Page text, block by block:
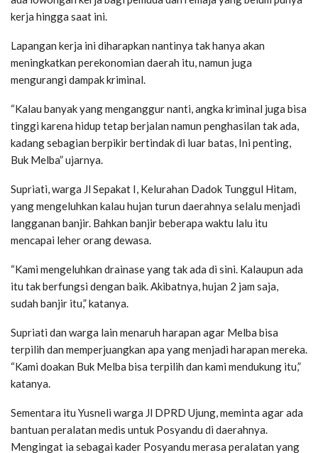
kerja hingga saat ini.
Lapangan kerja ini diharapkan nantinya tak hanya akan
meningkatkan perekonomian daerah itu, namun juga
mengurangi dampak kriminal.
“Kalau banyak yang menganggur nanti, angka kriminal juga bisa
tinggi karena hidup tetap berjalan namun penghasilan tak ada,
kadang sebagian berpikir bertindak di luar batas, Ini penting,
Buk Melba” ujarnya.
Supriati, warga Jl Sepakat I, Kelurahan Dadok Tunggul Hitam,
yang mengeluhkan kalau hujan turun daerahnya selalu menjadi
langganan banjir. Bahkan banjir beberapa waktu lalu itu
mencapai leher orang dewasa.
“Kami mengeluhkan drainase yang tak ada di sini. Kalaupun ada
itu tak berfungsi dengan baik. Akibatnya, hujan 2 jam saja,
sudah banjir itu,” katanya.
Supriati dan warga lain menaruh harapan agar Melba bisa
terpilih dan memperjuangkan apa yang menjadi harapan mereka.
“Kami doakan Buk Melba bisa terpilih dan kami mendukung itu,”
katanya.
Sementara itu Yusneli warga Jl DPRD Ujung, meminta agar ada
bantuan peralatan medis untuk Posyandu di daerahnya.
Mengingat ia sebagai kader Posyandu merasa peralatan yang